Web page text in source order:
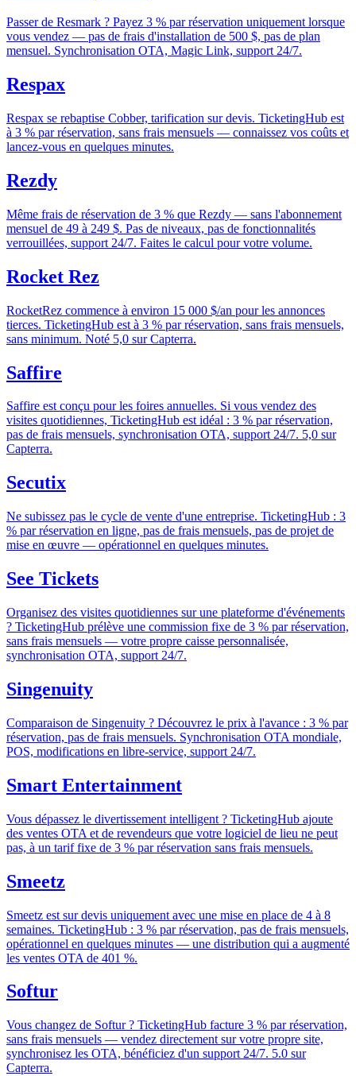
Passer de Resmark ? Payez 3 % par réservation uniquement lorsque
vous vendez — pas de frais d'installation de 500 $, pas de plan
mensuel. Synchronisation OTA, Magic Link, support 24/7.
Respax
Respax se rebaptise Cobber, tarification sur devis. TicketingHub est
à 3 % par réservation, sans frais mensuels — connaissez vos coûts et
lancez-vous en quelques minutes.
Rezdy
Même frais de réservation de 3 % que Rezdy — sans l'abonnement
mensuel de 49 à 249 $. Pas de niveaux, pas de fonctionnalités
verrouillées, support 24/7. Faites le calcul pour votre volume.
Rocket Rez
RocketRez commence à environ 15 000 $/an pour les annonces
tierces. TicketingHub est à 3 % par réservation, sans frais mensuels,
sans minimum. Noté 5,0 sur Capterra.
Saffire
Saffire est conçu pour les foires annuelles. Si vous vendez des
visites quotidiennes, TicketingHub est idéal : 3 % par réservation,
pas de frais mensuels, synchronisation OTA, support 24/7. 5,0 sur
Capterra.
Secutix
Ne subissez pas le cycle de vente d'une entreprise. TicketingHub : 3
% par réservation en ligne, pas de frais mensuels, pas de projet de
mise en œuvre — opérationnel en quelques minutes.
See Tickets
Organisez des visites quotidiennes sur une plateforme d'événements
? TicketingHub prélève une commission fixe de 3 % par réservation,
sans frais mensuels — votre propre caisse personnalisée,
synchronisation OTA, support 24/7.
Singenuity
Comparaison de Singenuity ? Découvrez le prix à l'avance : 3 % par
réservation, pas de frais mensuels. Synchronisation OTA mondiale,
POS, modifications en libre-service, support 24/7.
Smart Entertainment
Vous dépassez le divertissement intelligent ? TicketingHub ajoute
des ventes OTA et de revendeurs que votre logiciel de lieu ne peut
pas, à un tarif fixe de 3 % par réservation sans frais mensuels.
Smeetz
Smeetz est sur devis uniquement avec une mise en place de 4 à 8
semaines. TicketingHub : 3 % par réservation, pas de frais mensuels,
opérationnel en quelques minutes — une distribution qui a augmenté
les ventes OTA de 401 %.
Softur
Vous changez de Softur ? TicketingHub facture 3 % par réservation,
sans frais mensuels — vendez directement sur votre propre site,
synchronisez les OTA, bénéficiez d'un support 24/7. 5.0 sur
Capterra.